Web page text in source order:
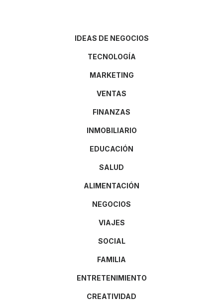
IDEAS DE NEGOCIOS
TECNOLOGÍA
MARKETING
VENTAS
FINANZAS
INMOBILIARIO
EDUCACIÓN
SALUD
ALIMENTACIÓN
NEGOCIOS
VIAJES
SOCIAL
FAMILIA
ENTRETENIMIENTO
CREATIVIDAD